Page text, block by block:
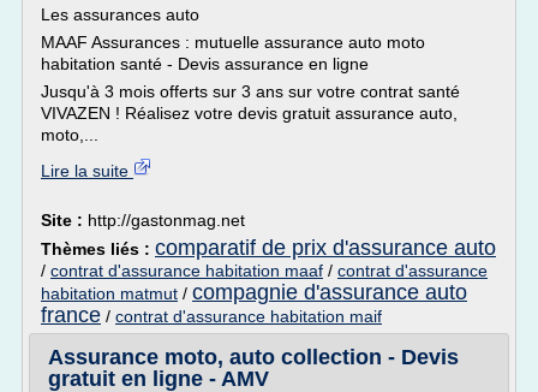
Les assurances auto
MAAF Assurances : mutuelle assurance auto moto
habitation santé - Devis assurance en ligne
Jusqu'à 3 mois offerts sur 3 ans sur votre contrat santé
VIVAZEN ! Réalisez votre devis gratuit assurance auto,
moto,...
Lire la suite
Site : http://gastonmag.net
Thèmes liés : comparatif de prix d'assurance auto
/ contrat d'assurance habitation maaf / contrat d'assurance
habitation matmut / compagnie d'assurance auto
france / contrat d'assurance habitation maif
Assurance moto, auto collection - Devis
gratuit en ligne - AMV